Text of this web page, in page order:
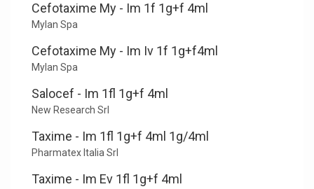
Cefotaxime My - Im 1f 1g+f 4ml
Mylan Spa
Cefotaxime My - Im Iv 1f 1g+f4ml
Mylan Spa
Salocef - Im 1fl 1g+f 4ml
New Research Srl
Taxime - Im 1fl 1g+f 4ml 1g/4ml
Pharmatex Italia Srl
Taxime - Im Ev 1fl 1g+f 4ml